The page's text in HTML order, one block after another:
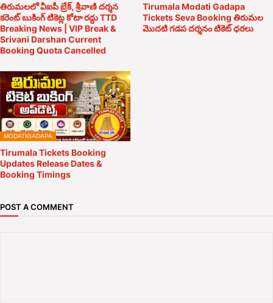
తిరుమలలో వీఐపీ బ్రేక్, శ్రీవాణి దర్శన
కరెంట్ బుకింగ్ టికెట్ల కోటా రద్దు TTD
Breaking News | VIP Break &
Srivani Darshan Current
Booking Quota Cancelled
Tirumala Modati Gadapa
Tickets Seva Booking తిరుమల
మొదటి గడప దర్శనం టికెట్ ధరలు
MODATIGADAPA
Tirumala Tickets Booking
Updates Release Dates &
Booking Timings
POST A COMMENT